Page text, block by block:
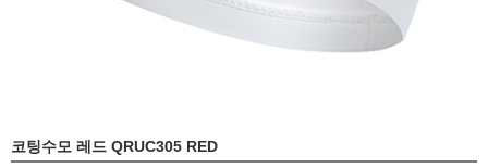
코팅수모 레드 QRUC305 RED